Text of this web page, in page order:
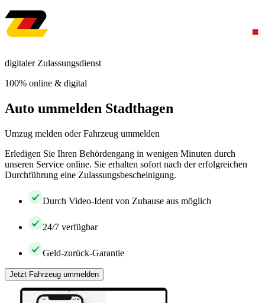
digitaler Zulassungsdienst
100% online & digital
Auto ummelden Stadthagen
Umzug melden oder Fahrzeug ummelden
Erledigen Sie Ihren Behördengang in wenigen Minuten durch
unseren Service online. Sie erhalten sofort nach der erfolgreichen
Durchführung eine Zulassungsbescheinigung.
Durch Video-Ident von Zuhause aus möglich
24/7 verfügbar
Geld-zurück-Garantie
Jetzt Fahrzeug ummelden